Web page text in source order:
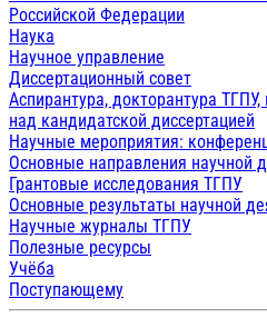
Российской Федерации
Наука
Научное управление
Диссертационный совет
Аспирантура, докторантура
над кандидатской диссертацией
Научные мероприятия:
Основные направления научной
Грантовые исследования ТГПУ
Основные результаты научной
Научные журналы ТГПУ
Полезные ресурсы
Учёба
Поступающему